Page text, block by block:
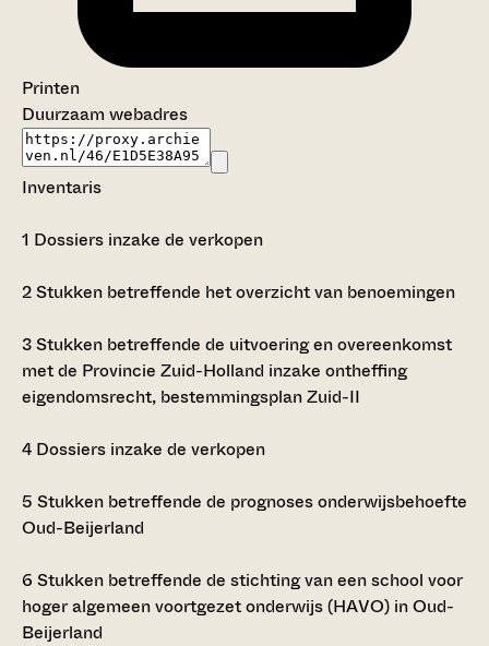
Printen
Duurzaam webadres
Inventaris
1 Dossiers inzake de verkopen
2Stukken betreffende het overzicht van benoemingen
3Stukken betreffende de uitvoering en overeenkomst
met de Provincie Zuid-Holland inzake ontheffing
eigendomsrecht, bestemmingsplan Zuid-II
4 Dossiers inzake de verkopen
5 Stukken betreffende de prognoses onderwijsbehoefte
Oud-Beijerland
6 Stukken betreffende de stichting van een school voor
hoger algemeen voortgezet onderwijs (HAVO) in Oud-
Beijerland